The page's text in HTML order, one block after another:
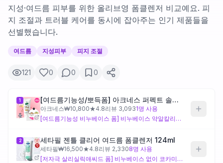
나의 스킨케어
대화 이력
제품비교
Login
지성·여드름 피부를 위한 올리브영 폼클렌저 비교예요. 피
지 조절과 트러블 케어를 동시에 잡아주는 인기 제품들을
선별했습니다.
여드름 지성피부 피지 조절
121 0 0 0
1 [여드름기능성/뽀득폼] 아크네스 퍼펙트 솔루션 폼클렌저 200mL 마루에디션 (+마루키링 2종 랜덤증정)
아크네스₩10,800★4.8리뷰 3,0931명 사용
[여드름기능성 비누베이스 폼] 비누베이스 약알칼리성 세정에 살리실릭애씨드와 병풀·무화과·미역 등 식물성 피부컨디셔닝 성분을 더해, 지성 여드름성 피부의 피지 세정과 자극 완충을 함께 겨냥한 설계입니다. 지성 피부의 피지 관리 목적에는 맞는 제형이나, 현재 하루 3회 세안 루틴에서 비누베이스 제품을 반복 사용하면 수분 장벽이 누적적으로 약해질 수 있으니 세안 횟수와 함께 고려해 보세요.
2 세타필 젠틀 클리어 여드름 폼클렌저 124ml
세타필₩16,500★4.8리뷰 2,3308명 사용
[저자극 살리실릭애씨드 폼] 비누베이스 없이 코카미도프로필베타인·소듐메틸코코일타우레이트 등 온화한 계면활성제 기반으로 살리실릭애씨드를 담은 설계로, 여드름 관리와 자극 최소화를 함께 추구하는 구성입니다. 하루 3회처럼 세안 빈도가 높은 지성 피부에서 비누베이스 제품 대비 장벽 자극 부담이 낮을 수 있으며, 세정 강도는 비누베이스 제품보다 온화한 편이라 중도 지성에 적합합니다.